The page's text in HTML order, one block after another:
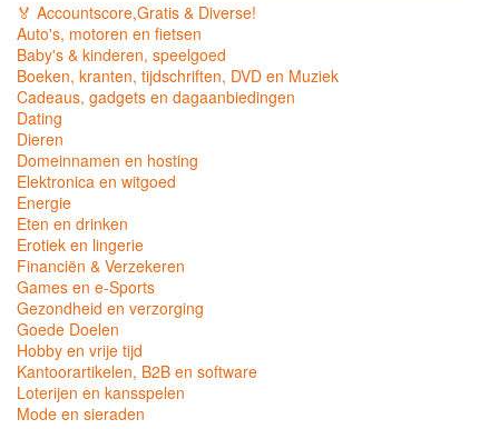
🏅 Accountscore,Gratis & Diverse!
Auto's, motoren en fietsen
Baby's & kinderen, speelgoed
Boeken, kranten, tijdschriften, DVD en Muziek
Cadeaus, gadgets en dagaanbiedingen
Dating
Dieren
Domeinnamen en hosting
Elektronica en witgoed
Energie
Eten en drinken
Erotiek en lingerie
Financiën & Verzekeren
Games en e-Sports
Gezondheid en verzorging
Goede Doelen
Hobby en vrije tijd
Kantoorartikelen, B2B en software
Loterijen en kansspelen
Mode en sieraden